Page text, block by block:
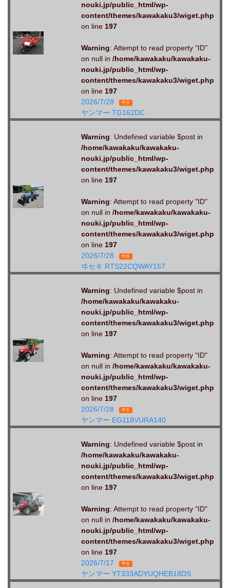
nouki.jp/public_html/wp-
content/themes/kawakaku3/wiget.php
on line 197
Warning: Attempt to read property "ID"
on null in /home/kawakaku/kawakaku-
nouki.jp/public_html/wp-
content/themes/kawakaku3/wiget.php
on line 197
2026/7/28
中古
ヤンマー TG162DC
Warning: Undefined variable $post in
/home/kawakaku/kawakaku-
nouki.jp/public_html/wp-
content/themes/kawakaku3/wiget.php
on line 197
Warning: Attempt to read property "ID"
on null in /home/kawakaku/kawakaku-
nouki.jp/public_html/wp-
content/themes/kawakaku3/wiget.php
on line 197
2026/7/28
中古
ヰセキ RTS22CQWAY167
Warning: Undefined variable $post in
/home/kawakaku/kawakaku-
nouki.jp/public_html/wp-
content/themes/kawakaku3/wiget.php
on line 197
Warning: Attempt to read property "ID"
on null in /home/kawakaku/kawakaku-
nouki.jp/public_html/wp-
content/themes/kawakaku3/wiget.php
on line 197
2026/7/28
中古
ヤンマー EG118VURA140
Warning: Undefined variable $post in
/home/kawakaku/kawakaku-
nouki.jp/public_html/wp-
content/themes/kawakaku3/wiget.php
on line 197
Warning: Attempt to read property "ID"
on null in /home/kawakaku/kawakaku-
nouki.jp/public_html/wp-
content/themes/kawakaku3/wiget.php
on line 197
2026/7/17
中古
ヤンマー YT333ADYUQHEB18DS